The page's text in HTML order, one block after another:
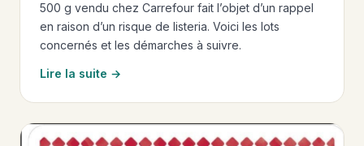
500 g vendu chez Carrefour fait l’objet d’un rappel
en raison d’un risque de listeria. Voici les lots
concernés et les démarches à suivre.
Lire la suite →